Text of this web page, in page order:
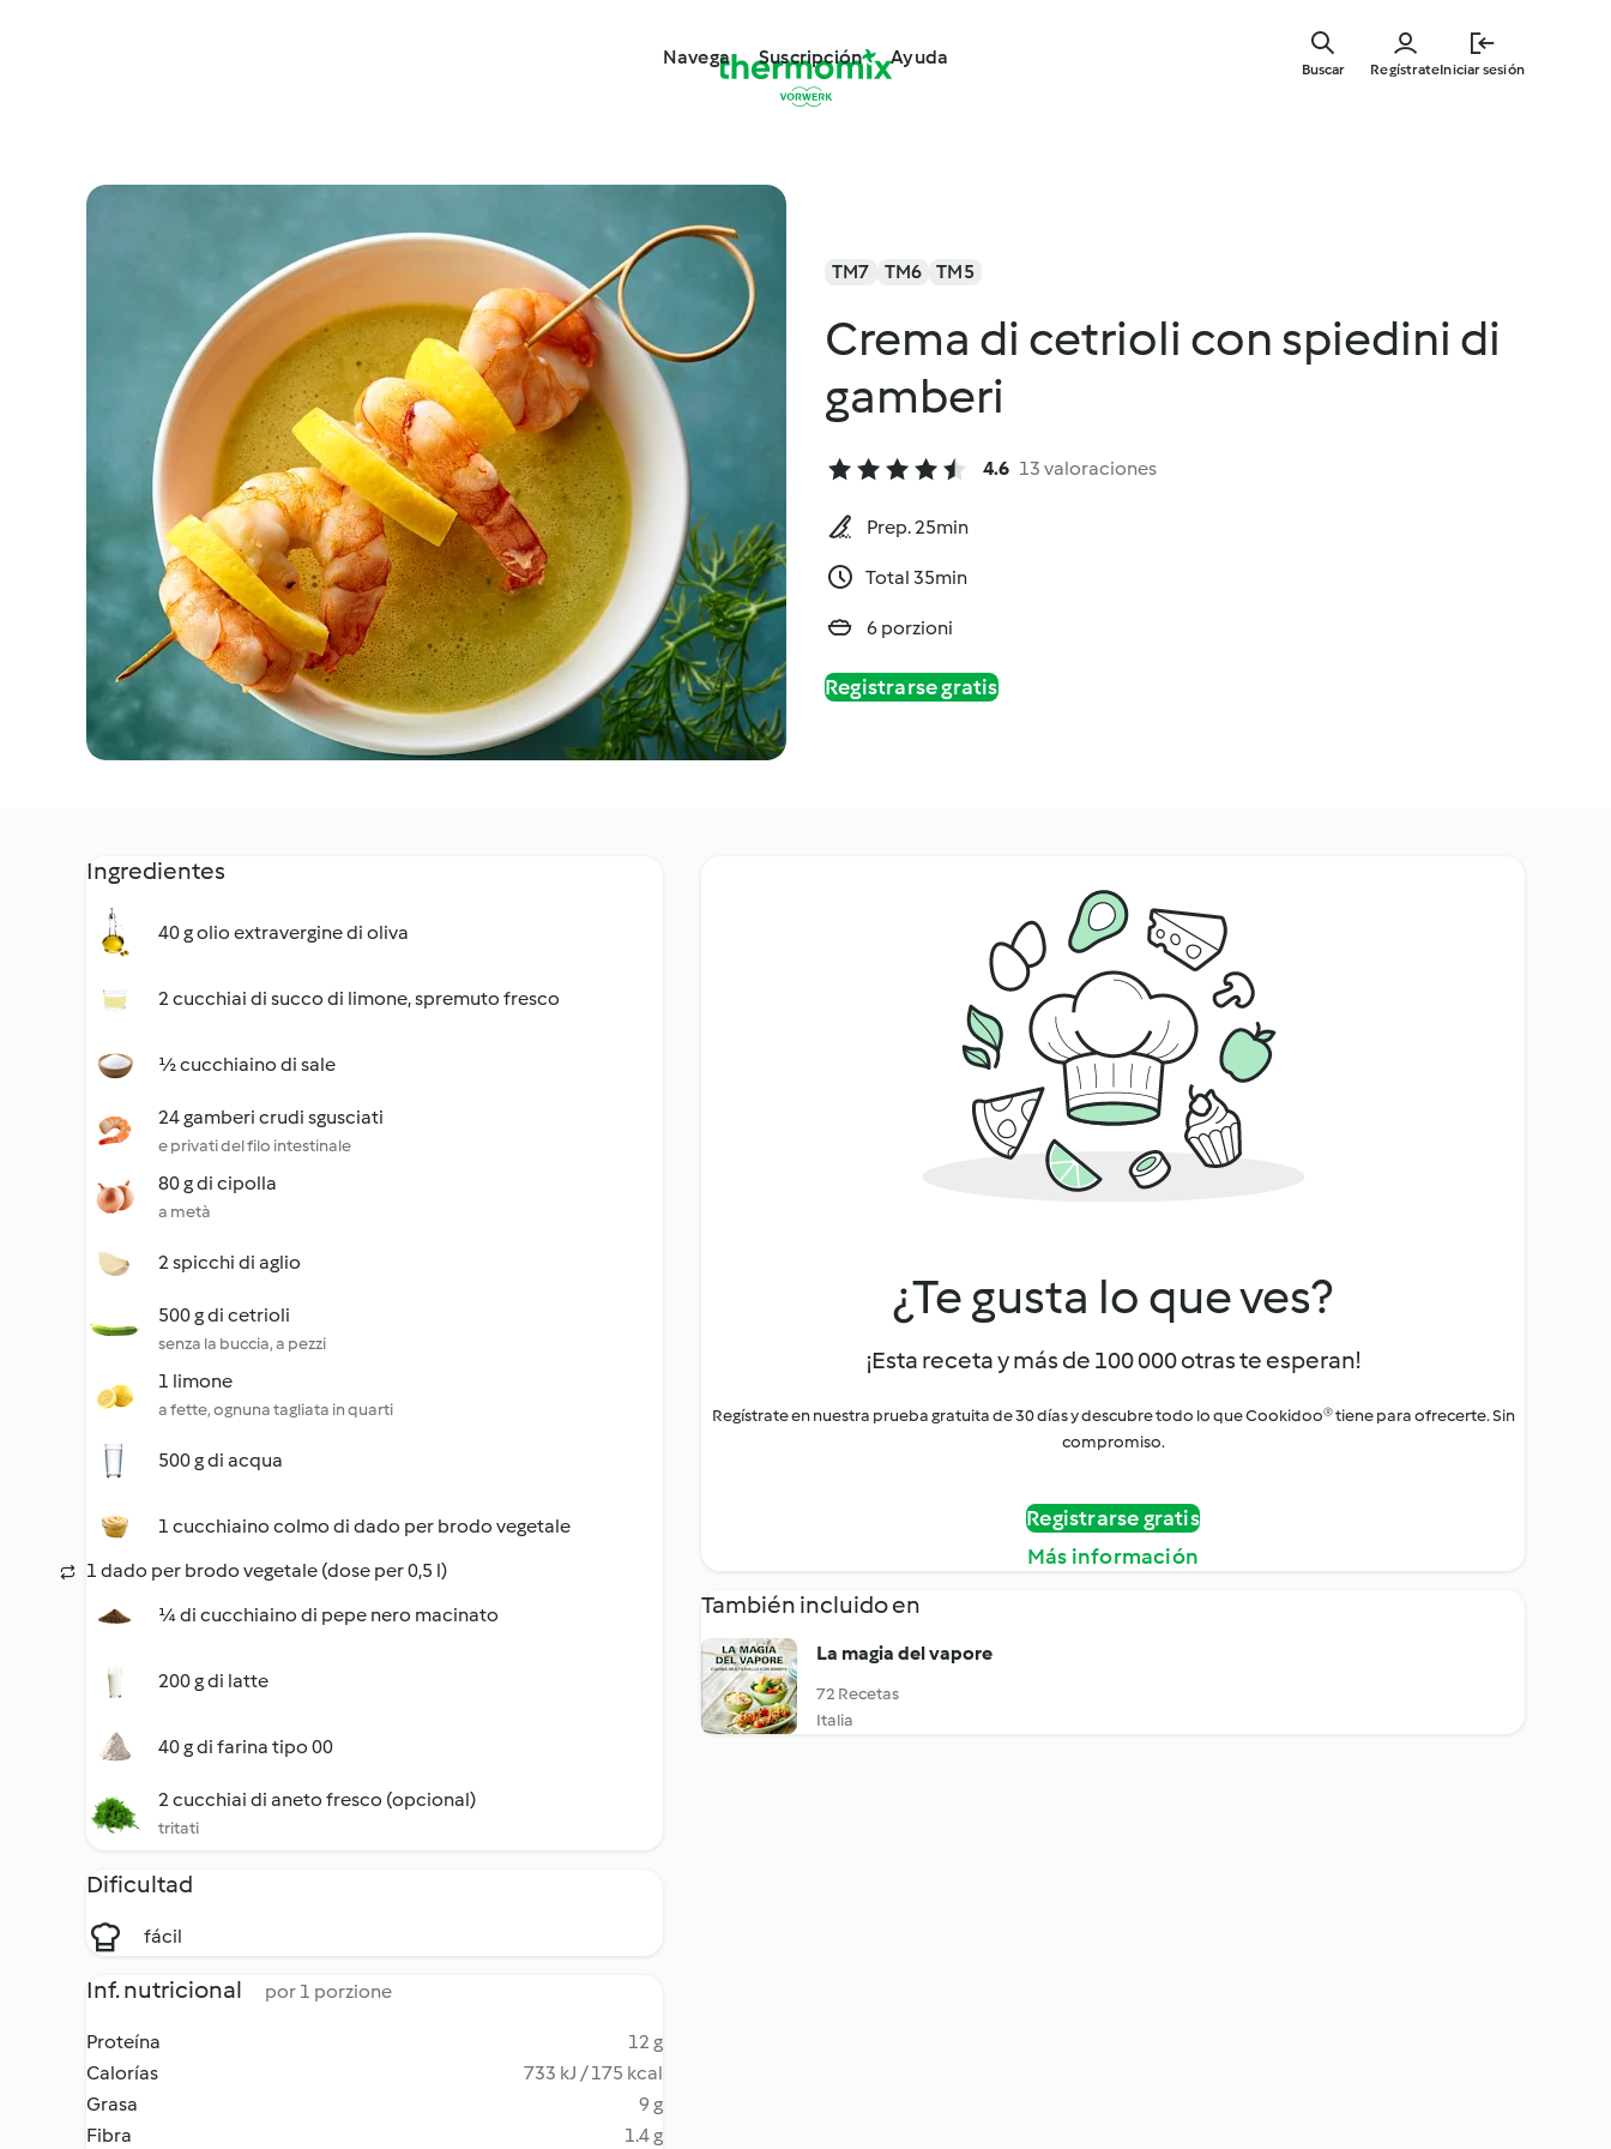
Navega Suscripción Ayuda
RegístrateIniciar sesión
Buscar
TM7 TM6 TM5
Crema di cetrioli con spiedini di
gamberi
4.6 13 valoraciones
Prep. 25min
Total 35min
6 porzioni
Registrarse gratis
Ingredientes
40 g olio extravergine di oliva
2 cucchiai di succo di limone, spremuto fresco
½ cucchiaino di sale
24 gamberi crudi sgusciati
e privati del filo intestinale
80 g di cipolla
a metà
2 spicchi di aglio
500 g di cetrioli
senza la buccia, a pezzi
1 limone
a fette, ognuna tagliata in quarti
500 g di acqua
1 cucchiaino colmo di dado per brodo vegetale
1 dado per brodo vegetale (dose per 0,5 l)
¼ di cucchiaino di pepe nero macinato
200 g di latte
40 g di farina tipo 00
2 cucchiai di aneto fresco (opcional)
tritati
Dificultad
fácil
Inf. nutricional por 1 porzione
Proteína
12 g
Calorías
733 kJ / 175 kcal
Grasa
9 g
Fibra
1.4 g
¿Te gusta lo que ves?
¡Esta receta y más de 100 000 otras te esperan!
Regístrate en nuestra prueba gratuita de 30 días y descubre todo lo que Cookidoo® tiene para ofrecerte. Sin
compromiso.
Registrarse gratis
Más información
También incluido en
La magia del vapore
72 Recetas
Italia